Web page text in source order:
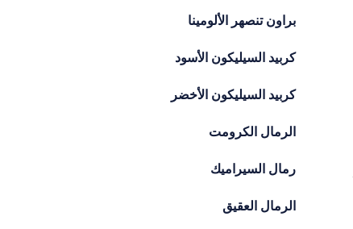
براون تنصهر الألومينا
كربيد السيليكون الأسود
كربيد السيليكون الأخضر
الرمال الكرومت
رمال السيراميك
الرمال العقيق